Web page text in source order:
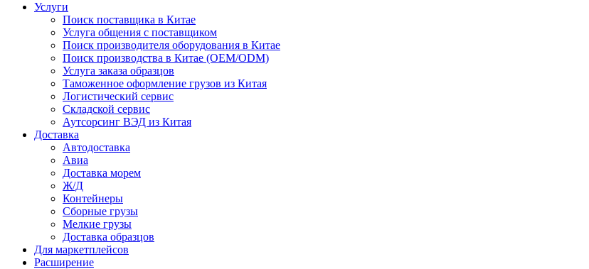
Услуги
Поиск поставщика в Китае
Услуга общения с поставщиком
Поиск производителя оборудования в Китае
Поиск производства в Китае (OEM/ODM)
Услуга заказа образцов
Таможенное оформление грузов из Китая
Логистический сервис
Складской сервис
Аутсорсинг ВЭД из Китая
Доставка
Автодоставка
Авиа
Доставка морем
Ж/Д
Контейнеры
Сборные грузы
Мелкие грузы
Доставка образцов
Для маркетплейсов
Расширение